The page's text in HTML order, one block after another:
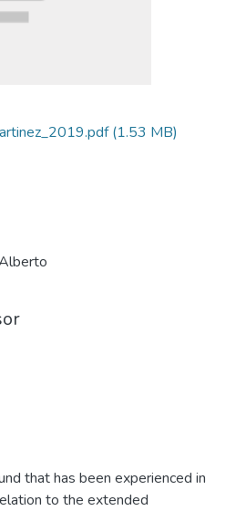
(1.53 MB)
that has been experienced in
to the extended